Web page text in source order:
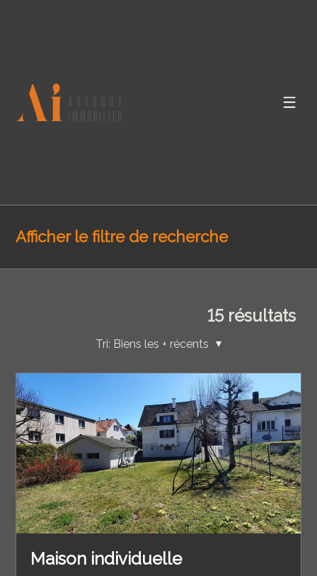
Afficher le filtre de recherche
15résultats
Tri: Biens les + récents
Maison individuelle